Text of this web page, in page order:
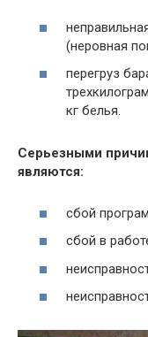
(неровная
перегруз
кг белья.
Серьезными
являются:
сбой
сбой в